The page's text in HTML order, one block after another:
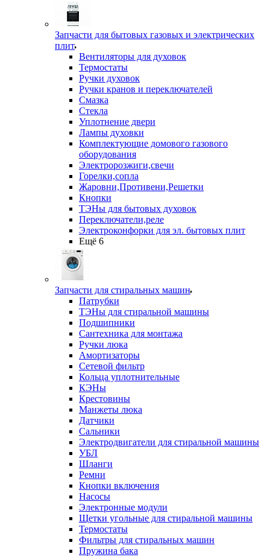
Запчасти для бытовых газовых и электрических
плит
Вентиляторы для духовок
Термостаты
Ручки духовок
Ручки кранов и переключателей
Смазка
Стекла
Уплотнение двери
Лампы духовки
Комплектующие домового газового
оборудования
Электророзжиги,свечи
Горелки,сопла
Жаровни,Противени,Решетки
Кнопки
ТЭНы для бытовых духовок
Переключатели,реле
Электроконфорки для эл. бытовых плит
Ещё 6
Запчасти для стиральных машин
Патрубки
ТЭНы для стиральной машины
Подшипники
Сантехника для монтажа
Ручки люка
Амортизаторы
Сетевой фильтр
Кольца уплотнительные
КЭНы
Крестовины
Манжеты люка
Датчики
Сальники
Электродвигатели для стиральной машины
УБЛ
Шланги
Ремни
Кнопки включения
Насосы
Электронные модули
Щетки угольные для стиральной машины
Термостаты
Фильтры для стиральных машин
Пружина бака